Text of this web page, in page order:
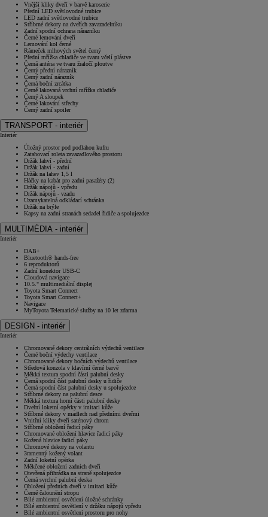
Vnější kliky dveří v barvě karoserie
Přední LED světlovodné trubice
LED zadní světlovodné trubice
Stříbrné dekory na dveřích zavazadelníku
Zadní spodní ochrana nárazníku
Černé lemování dveří
Lemování kol černé
Rámeček mlhových světel černý
Přední mřížka chladiče ve tvaru včelí plástve
Černá anténa ve tvaru žraločí ploutve
Černý přední nárazník
Černý zadní nárazník
Černá boční zrcátka
Černě lakovaná vrchní mřížka chladiče
Černý A sloupek
Černé lakování střechy
Černý zadní spoiler
TRANSPORT - interiér
Interiér
Úložný prostor pod podlahou kufru
Zatahovací roleta zavazadlového prostoru
Držák lahví - přední
Držák lahví - zadní
Držák na lahev 1,5 l
Háčky na kabát pro zadní pasažéry (2)
Držák nápojů - vpředu
Držák nápojů - vzadu
Uzamykatelná odkládací schránka
Držák na brýle
Kapsy na zadní stranách sedadel řidiče a spolujezdce
MULTIMÉDIA - interiér
Interiér
DAB+
Bluetooth® hands-free
6 reproduktorů
Zadní konektor USB-C
Cloudová navigace
10.5." multimediální displej
Toyota Smart Connect
Toyota Smart Connect+
Navigace
MyToyota Telematické služby na 10 let zdarma
DESIGN - interiér
Interiér
Chromované dekory centrálních výdechů ventilace
Černé boční výdechy ventilace
Chromované dekory bočních výdechů ventilace
Středová konzola v klavírní černé barvě
Měkká textura spodní části palubní desky
Černá spodní část palubní desky u řidiče
Černá spodní část palubní desky u spolujezdce
Stříbrné dekory na palubní desce
Měkká textura horní části palubní desky
Dveřní loketní opěrky v imitaci kůže
Stříbrné dekory v madlech nad předními dveřmi
Vnitřní kliky dveří saténový chrom
Stříbrné obložení řadicí páky
Chromované obložení hlavice řadicí páky
Kožená hlavice řadicí páky
Chromové dekory na volantu
3ramenný kožený volant
Zadní loketní opěrka
Měkčené obložení zadních dveří
Otevřená přihrádka na straně spolujezdce
Černá svrchní palubní deska
Obložení předních dveří v imitaci kůže
Černé čalounění stropu
Bílé ambientní osvětlení úložné schránky
Bílé ambientní osvětlení v držáku nápojů vpředu
Bílé ambientní osvětlení prostoru pro nohy